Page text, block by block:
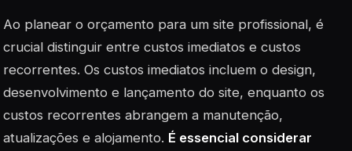
Ao planear o orçamento para um site profissional, é
crucial distinguir entre custos imediatos e custos
recorrentes. Os custos imediatos incluem o design,
desenvolvimento e lançamento do site, enquanto os
custos recorrentes abrangem a manutenção,
atualizações e alojamento. É essencial considerar